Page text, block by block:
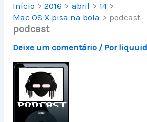
Início 2016 abril
14
Mac OS X pisa na bola
podcast
podcast
Deixe um comentário / Por liquuid